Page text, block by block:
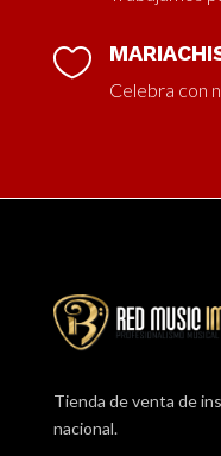

Celebra con
Tienda de venta de
nacional.